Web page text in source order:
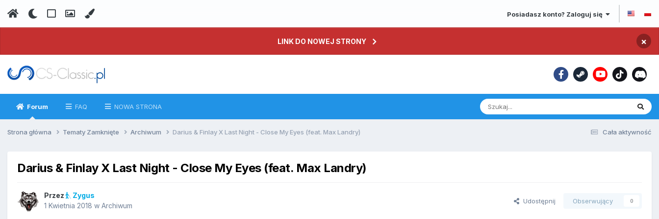
Posiadasz konto? Zaloguj się
LINK DO NOWEJ STRONY ×
Forum FAQ NOWA STRONA
Cała aktywność
Strona główna Tematy Zamknięte Archiwum Darius & Finlay X Last Night - Close My Eyes (feat. Max Landry)
Darius & Finlay X Last Night - Close My Eyes (feat. Max Landry)
Przez
Zygus
1 Kwietnia 2018 w Archiwum
Udostępnij Obserwujący 0